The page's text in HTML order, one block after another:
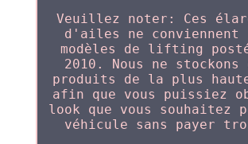
Veuillez noter: Ces
d'ailes ne conviennent
modèles de lifting
2010. Nous ne stockons
produits de la plus
afin que vous puissiez
look que vous souhaitez
véhicule sans payer